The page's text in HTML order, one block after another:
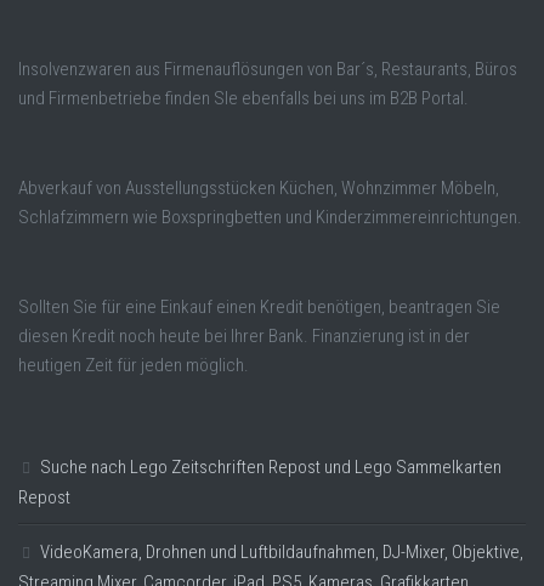
Insolvenzwaren aus Firmenauflösungen von Bar´s, Restaurants, Büros
und Firmenbetriebe finden SIe ebenfalls bei uns im B2B Portal.
Abverkauf von Ausstellungsstücken Küchen, Wohnzimmer Möbeln,
Schlafzimmern wie Boxspringbetten und Kinderzimmereinrichtungen.
Sollten Sie für eine Einkauf einen Kredit benötigen, beantragen Sie
diesen Kredit noch heute bei Ihrer Bank. Finanzierung ist in der
heutigen Zeit für jeden möglich.
Suche nach Lego Zeitschriften Repost und Lego Sammelkarten
Repost
VideoKamera, Drohnen und Luftbildaufnahmen, DJ-Mixer, Objektive,